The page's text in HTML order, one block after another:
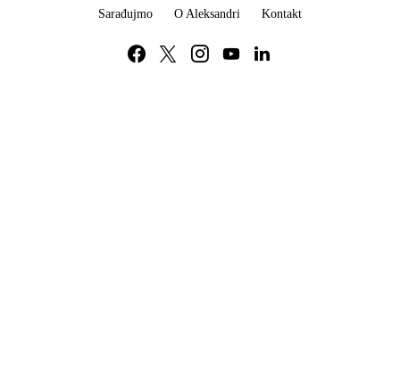
Sarađujmo O Aleksandri Kontakt